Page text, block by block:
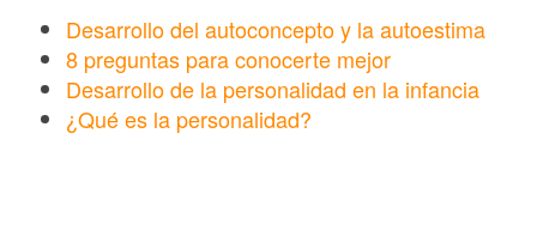
Desarrollo del autoconcepto y la autoestima
8 preguntas para conocerte mejor
Desarrollo de la personalidad en la infancia
¿Qué es la personalidad?